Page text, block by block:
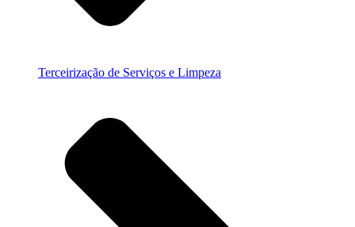
Terceirização de Serviços e Limpeza